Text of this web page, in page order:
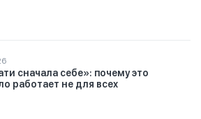
сначала себе»: почему это
работает не для всех